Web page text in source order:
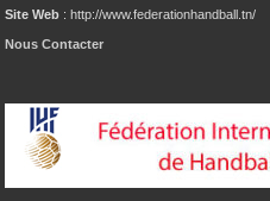
Site Web : http://www.federationhandball.tn/
Nous Contacter